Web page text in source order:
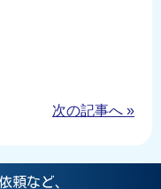
次の記事へ »
頼など、